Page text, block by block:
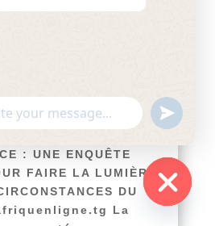
EN FRANCE :
OUVERTE POUR
SUR LES
DU DRAME
|Juil 29, 2026| Actualités
ATTISSOUGBE
: UNE ENQUÊTE
FAIRE LA LUMIÈRE
DU
La
undefined